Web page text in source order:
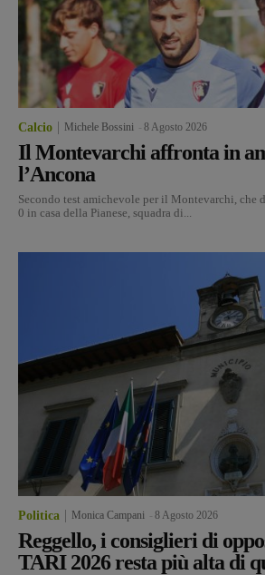
Calcio Michele Bossini 8 Agosto 2026
Il Montevarchi affronta in
l’Ancona
Secondo test amichevole per il Montevarchi, che
0 in casa della Pianese, squadra di...
Politica Monica Campani 8 Agosto 2026
Reggello, i consiglieri di
TARI 2026 resta più alta di